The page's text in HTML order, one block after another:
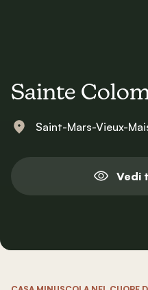
Sainte
Saint-Mars-Vieux-
Vedi